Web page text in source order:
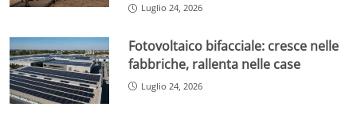
Luglio 24, 2026
Fotovoltaico bifacciale: cresce nelle
fabbriche, rallenta nelle case
Luglio 24, 2026